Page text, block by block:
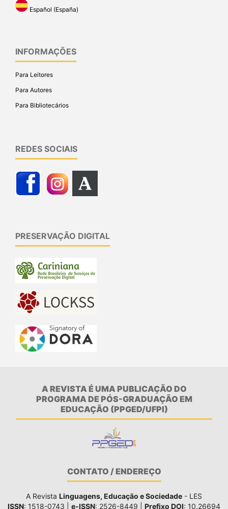
Español (España)
INFORMAÇÕES
Para Leitores
Para Autores
Para Bibliotecários
REDES SOCIAIS
PRESERVAÇÃO DIGITAL
A REVISTA É UMA PUBLICAÇÃO DO
PROGRAMA DE PÓS-GRADUAÇÃO EM
EDUCAÇÃO (PPGED/UFPI)
CONTATO / ENDEREÇO
A Revista Linguagens, Educação e Sociedade - LES
ISSN: 1518-0743 | e-ISSN: 2526-8449 | Prefixo DOI: 10.26694